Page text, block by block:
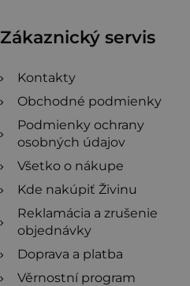
Zákaznický servis
Kontakty
Obchodné podmienky
Podmienky ochrany
osobných údajov
Všetko o nákupe
Kde nakúpiť Živinu
Reklamácia a zrušenie
objednávky
Doprava a platba
Věrnostní program